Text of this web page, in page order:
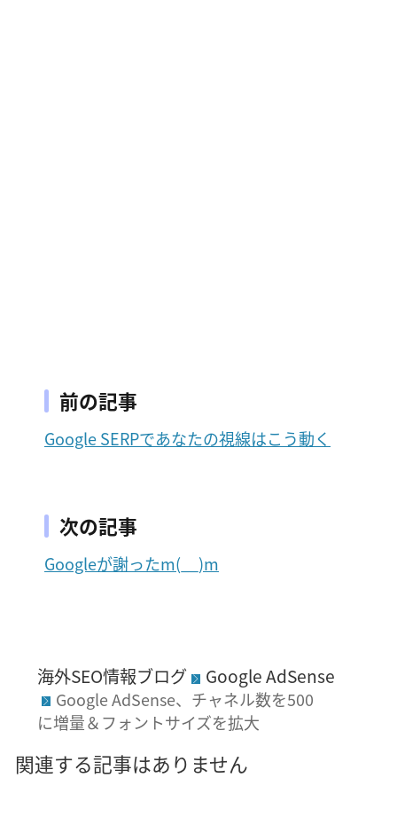
前の記事
Google SERPであなたの視線はこう動く
次の記事
Googleが謝ったm(__)m
海外SEO情報ブログ Google AdSense
Google AdSense、チャネル数を500
に増量＆フォントサイズを拡大
関連する記事はありません